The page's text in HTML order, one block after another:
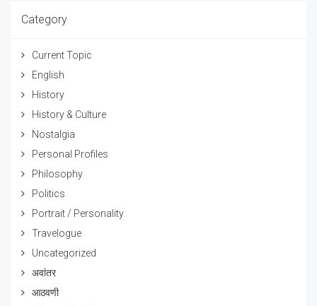
Category
Current Topic
English
History
History & Culture
Nostalgia
Personal Profiles
Philosophy
Politics
Portrait / Personality
Travelogue
Uncategorized
अवांतर
आठवणी